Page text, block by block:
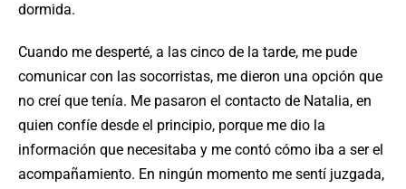
dormida.
Cuando me desperté, a las cinco de la tarde, me pude
comunicar con las socorristas, me dieron una opción que
no creí que tenía. Me pasaron el contacto de Natalia, en
quien confíe desde el principio, porque me dio la
información que necesitaba y me contó cómo iba a ser el
acompañamiento. En ningún momento me sentí juzgada,